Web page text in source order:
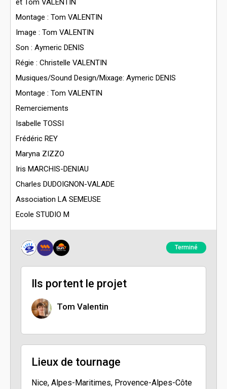
et Tom VALENTIN
Montage : Tom VALENTIN
Image : Tom VALENTIN
Son : Aymeric DENIS
Régie : Christelle VALENTIN
Musiques/Sound Design/Mixage: Aymeric DENIS
Montage : Tom VALENTIN
Remerciements
Isabelle TOSSI
Frédéric REY
Maryna ZIZZO
Iris MARCHIS-DENIAU
Charles DUDOIGNON-VALADE
Association LA SEMEUSE
Ecole STUDIO M
Terminé
Ils portent le projet
Tom Valentin
Lieux de tournage
Nice, Alpes-Maritimes, Provence-Alpes-Côte